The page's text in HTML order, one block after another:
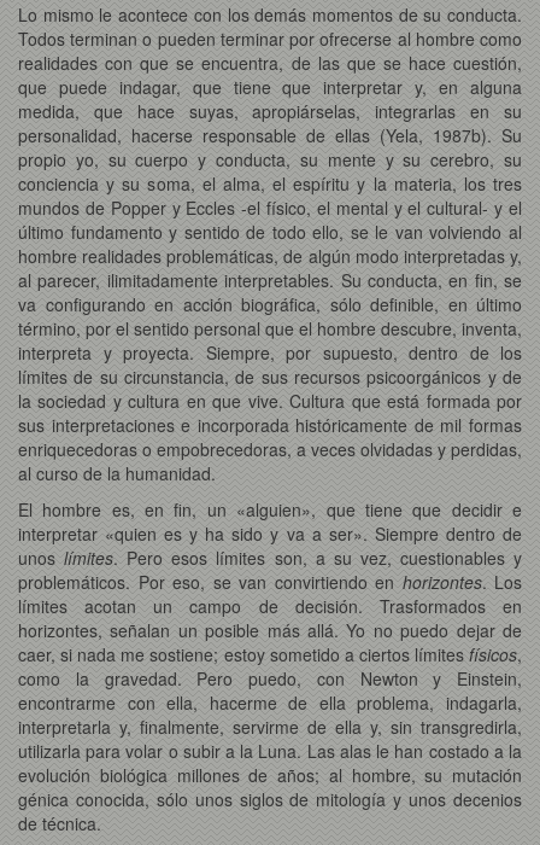
Lo mismo le acontece con los demás momentos de su conducta.
Todos terminan o pueden terminar por ofrecerse al hombre como
realidades con que se encuentra, de las que se hace cuestión,
que puede indagar, que tiene que interpretar y, en alguna
medida, que hace suyas, apropiárselas, integrarlas en su
personalidad, hacerse responsable de ellas (Yela, 1987b). Su
propio yo, su cuerpo y conducta, su mente y su cerebro, su
conciencia y su soma, el alma, el espíritu y la materia, los tres
mundos de Popper y Eccles -el físico, el mental y el cultural- y el
último fundamento y sentido de todo ello, se le van volviendo al
hombre realidades problemáticas, de algún modo interpretadas y,
al parecer, ilimitadamente interpretables. Su conducta, en fin, se
va configurando en acción biográfica, sólo definible, en último
término, por el sentido personal que el hombre descubre, inventa,
interpreta y proyecta. Siempre, por supuesto, dentro de los
límites de su circunstancia, de sus recursos psicoorgánicos y de
la sociedad y cultura en que vive. Cultura que está formada por
sus interpretaciones e incorporada históricamente de mil formas
enriquecedoras o empobrecedoras, a veces olvidadas y perdidas,
al curso de la humanidad.
El hombre es, en fin, un «alguien», que tiene que decidir e
interpretar «quien es y ha sido y va a ser». Siempre dentro de
unoslímites. Pero esos límites son, a su vez, cuestionables y
problemáticos. Por eso, se van convirtiendo en horizontes. Los
límites acotan un campo de decisión. Trasformados en
horizontes, señalan un posible más allá. Yo no puedo dejar de
caer, si nada me sostiene; estoy sometido a ciertos límites físicos,
como la gravedad. Pero puedo, con Newton y Einstein,
encontrarme con ella, hacerme de ella problema, indagarla,
interpretarla y, finalmente, servirme de ella y, sin transgredirla,
utilizarla para volar o subir a la Luna. Las alas le han costado a la
evolución biológica millones de años; al hombre, su mutación
génica conocida, sólo unos siglos de mitología y unos decenios
de técnica.